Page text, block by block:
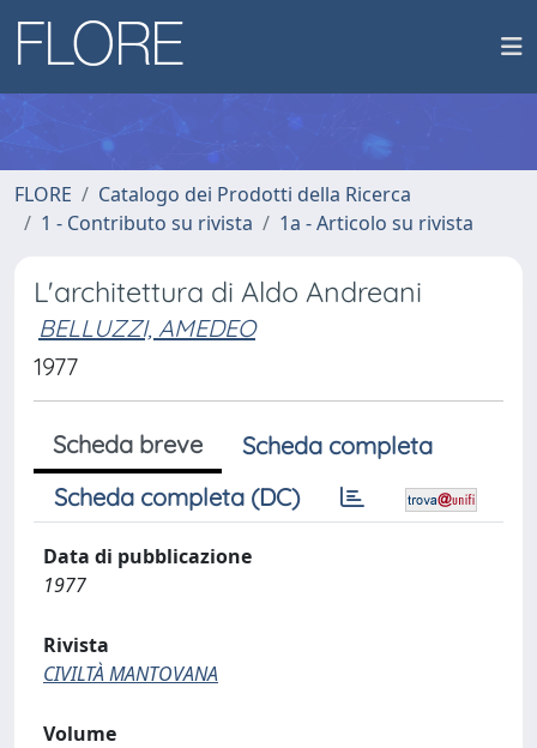
FLORE
Catalogo dei Prodotti della Ricerca
1 - Contributo su rivista
1a - Articolo su rivista
L'architettura di Aldo Andreani
BELLUZZI, AMEDEO
1977
Scheda breve
Scheda completa
Scheda completa (DC)
Data di pubblicazione
1977
Rivista
CIVILTÀ MANTOVANA
Volume